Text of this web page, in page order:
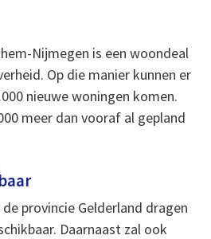
Nijmegen is een woondeal
Op die manier kunnen er
nieuwe woningen komen.
meer dan vooraf al gepland
provincie Gelderland dragen
Daarnaast zal ook